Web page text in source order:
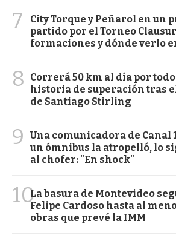
7
City Torque y Peñarol en un
partido por el Torneo
formaciones y dónde verlo
8
Correrá 50 km al día por
historia de superación tras
de Santiago Stirling
9
Una comunicadora de Canal
un ómnibus la atropelló, lo
al chofer: "En shock"
10La basura de Montevideo
Felipe Cardoso hasta al
obras que prevé la IMM